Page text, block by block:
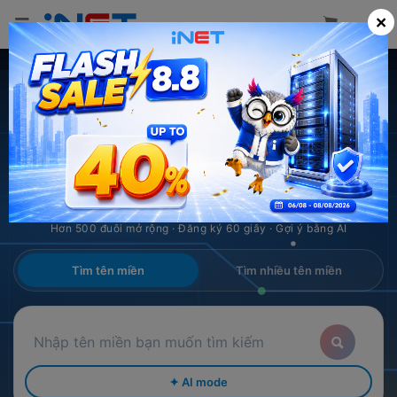
iNET.vn · Nhà đăng ký tên miền
TÊN MIỀN
GIÁ SIÊU TỐT
Hơn 500 đuôi mở rộng · Đăng ký 60 giây · Gợi ý bằng AI
Tìm tên miền Tìm nhiều tên miền
✦ AI mode
×